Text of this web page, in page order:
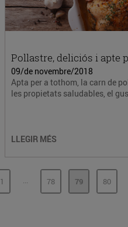
Pollastre, deliciós i apte
09/de novembre/2018
Apta per a tothom, la carn de
les propietats saludables, el
LLEGIR MÉS
PÀGINA
1 ...PÀGINES INTERMÈDIES
PÀGINA
78 PÀGINA
79 80